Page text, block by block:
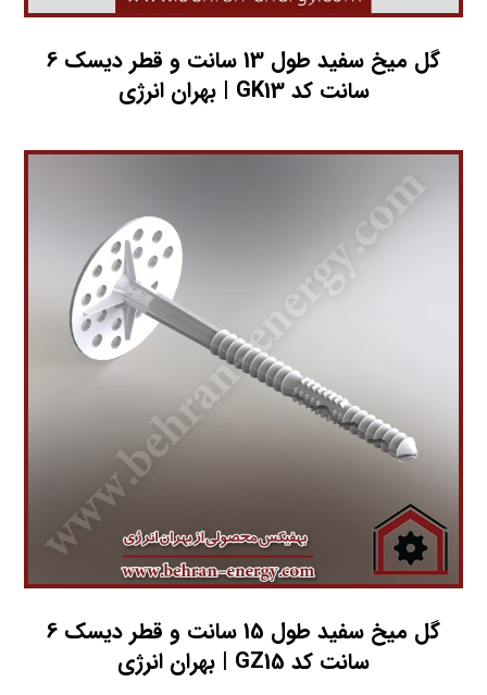
گل میخ سفید طول 13 سانت و قطر دیسک 6
سانت کد GK13 | بهران انرژی
گل میخ سفید طول 15 سانت و قطر دیسک 6
سانت کد GZ15 | بهران انرژی